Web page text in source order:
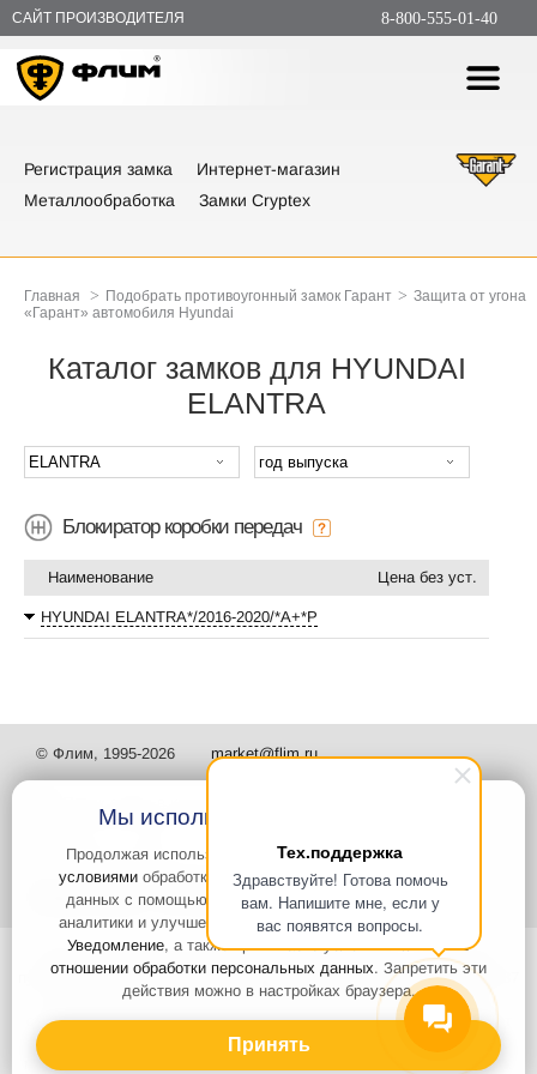
Тех.поддержка
Здравствуйте! Готова помочь
вам. Напишите мне, если у
вас появятся вопросы.
САЙТ ПРОИЗВОДИТЕЛЯ 8-800-555-01-40
Регистрация замка
Интернет-магазин
Металлообработка
Замки Cryptex
Главная > Подобрать противоугонный замок Гарант > Защита от угона
«Гарант» автомобиля Hyundai
Каталог замков для HYUNDAI
ELANTRA
Блокиратор коробки передач
Наименование Цена без уст.
HYUNDAI ELANTRA*/2016-2020/*А+*P
© Флим, 1995-2026 market@flim.ru
Задать вопрос Контакты
Интернет-сайт носит информационный характер и не является
публичной офертой, которая определяется положениями статьи 437
Гражданского кодекса РФ. Информация о характеристиках и
стоимости товаров, указанных на сайте, условия доставки может
быть изменена в одностороннем порядке. Информация по ценам,
может отличаться от фактической, к моменту оформления заказа.
Мы используем файлы Cookies
Продолжая использовать наш сайт, высоглашаетесь с
условиями обработки cookie-файлов и пользовательских
данных с помощью Яндекс.Метрика, необходимых для
аналитики и улучшения качества работы сайта и сервиса
Уведомление, а также принимаете условияПолитики в
отношении обработки персональных данных. Запретить эти
действия можно в настройках браузера.
Принять